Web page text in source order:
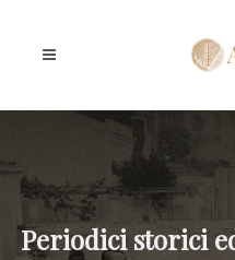
Periodici storici